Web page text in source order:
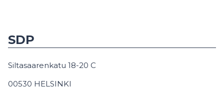
SDP
Siltasaarenkatu 18-20 C
00530 HELSINKI